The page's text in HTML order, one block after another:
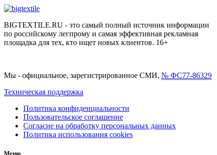
BIGTEXTILE.RU - это самый полный источник информации
по российскому легпрому и самая эффективная рекламная
площадка для тех, кто ищет новых клиентов. 16+
Мы - официальное, зарегистрированное СМИ, № ФС77-86329
Техническая поддержка
Политика конфиденциальности
Пользовательское соглашение
Согласие на обработку персональных данных
Политика использования cookies
Меню